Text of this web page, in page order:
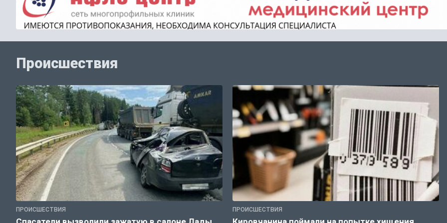
Происшествия
ПРОИСШЕСТВИЯ ПРОИСШЕСТВИЯ